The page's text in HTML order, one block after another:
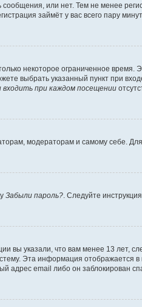
или нет. Тем не менее
займёт у вас всего пару
некоторое ограниченное время.
выбрать указанный пункт при
при каждом посещении
модераторам и самому себе.
Забыли пароль? . Следуйте
вы указали, что вам менее 13 лет,
Эта информация отображается в
адрес email либо он заблокирован